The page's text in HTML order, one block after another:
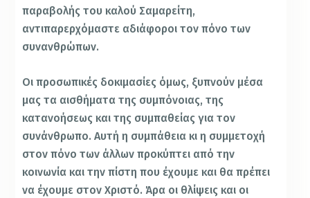
παραβολής του καλού Σαμαρείτη,
αντιπαρερχόμαστε αδιάφοροι τον πόνο των
συνανθρώπων.
Οι προσωπικές δοκιμασίες όμως, ξυπνούν μέσα
μας τα αισθήματα της συμπόνοιας, της
κατανοήσεως και της συμπαθείας για τον
συνάνθρωπο. Αυτή η συμπάθεια κι η συμμετοχή
στον πόνο των άλλων προκύπτει από την
κοινωνία και την πίστη που έχουμε και θα πρέπει
να έχουμε στον Χριστό. Άρα οι θλίψεις και οι